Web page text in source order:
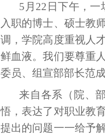
5月22日下午，
入职的博士、硕士教
调，学院高度重视人
鲜血液。我们要尊重
委员、组宣部部长范成
来自各系（院、
悟，表达了对职业教
提出的问题一一给予